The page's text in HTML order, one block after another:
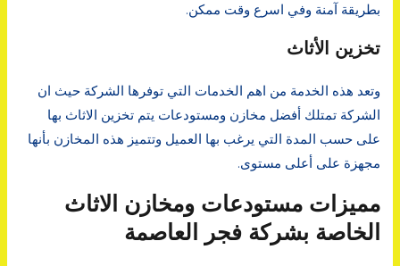
بطريقة آمنة وفي اسرع وقت ممكن.
تخزين الأثاث
وتعد هذه الخدمة من اهم الخدمات التي توفرها الشركة حيث ان
الشركة تمتلك أفضل مخازن ومستودعات يتم تخزين الاثاث بها
على حسب المدة التي يرغب بها العميل وتتميز هذه المخازن بأنها
مجهزة على أعلى مستوى.
مميزات مستودعات ومخازن الاثاث
الخاصة بشركة فجر العاصمة